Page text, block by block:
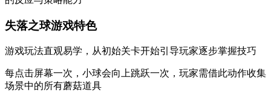
失落之球游戏特色
游戏玩法直观易学，从初始关卡开始引导玩家逐步掌握技巧
每点击屏幕一次，小球会向上跳跃一次，玩家需借此动作收集
场景中的所有蘑菇道具